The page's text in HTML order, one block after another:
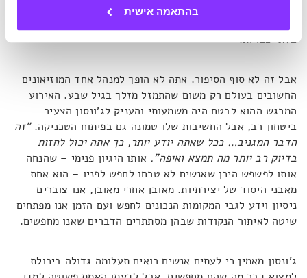
בהתאמה אישית
לבעיה בעבודה או ריגוש חדש בחיים – הסיפור של ג'ונסון מלמד
בלתי צפויות.
אבל זה לא סוף הסיפור. אתה לא הופך למנהל אחד המוזיאונים
החשובים בעולם רק משום שהתמזל מזלך בגיל שבע. האירוע
המרגש ההוא לבטח היה משמעותי והעניק לג'ונסון הצעיר
ביטחון רב, אבל החשיבות שלו טמונה גם בפיתוח הטכניקה."זה
הדבר המגניב… ככל שאתה יודע יותר, כך אתה יכול לחזות
בדיוק רב יותר מה תמצא ואיפה". אותו היגיון פנימי – שהנחה
אותו לפשפש היכן שאנשים לא טרחו לחפש לפניו – הוא אחת
מאבני היסוד של יצירתיות. מאובן אחרי מאובן, אנו צוברים
ניסיון וידע לגבי המקומות הנכונים לחפש ועם הזמן אנו מפתחים
שיטה לאיתור הנקודות שבהן מסתתרים הדברים שאנו מחפשים.
ג'ונסון מאמין כי לעתים אנשים רואים תעלומה גדולה ביכולת